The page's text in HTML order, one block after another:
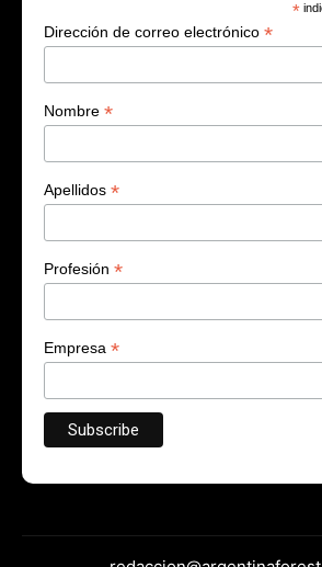
*
Dirección de correo electrónico *
Nombre *
Apellidos *
Profesión *
Empresa *